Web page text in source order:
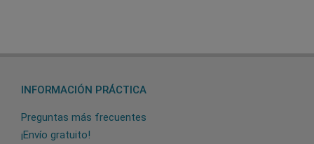
INFORMACIÓN PRÁCTICA
Preguntas más frecuentes
¡Envío gratuito!